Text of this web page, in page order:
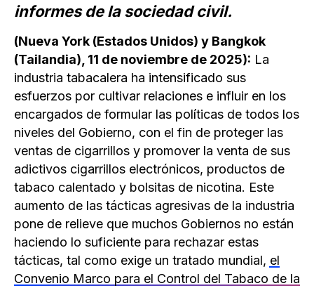
informes de la sociedad civil.
(Nueva York (Estados Unidos) y Bangkok
(Tailandia), 11 de noviembre de 2025): La
industria tabacalera ha intensificado sus
esfuerzos por cultivar relaciones e influir en los
encargados de formular las políticas de todos los
niveles del Gobierno, con el fin de proteger las
ventas de cigarrillos y promover la venta de sus
adictivos cigarrillos electrónicos, productos de
tabaco calentado y bolsitas de nicotina. Este
aumento de las tácticas agresivas de la industria
pone de relieve que muchos Gobiernos no están
haciendo lo suficiente para rechazar estas
tácticas, tal como exige un tratado mundial, el
Convenio Marco para el Control del Tabaco de la